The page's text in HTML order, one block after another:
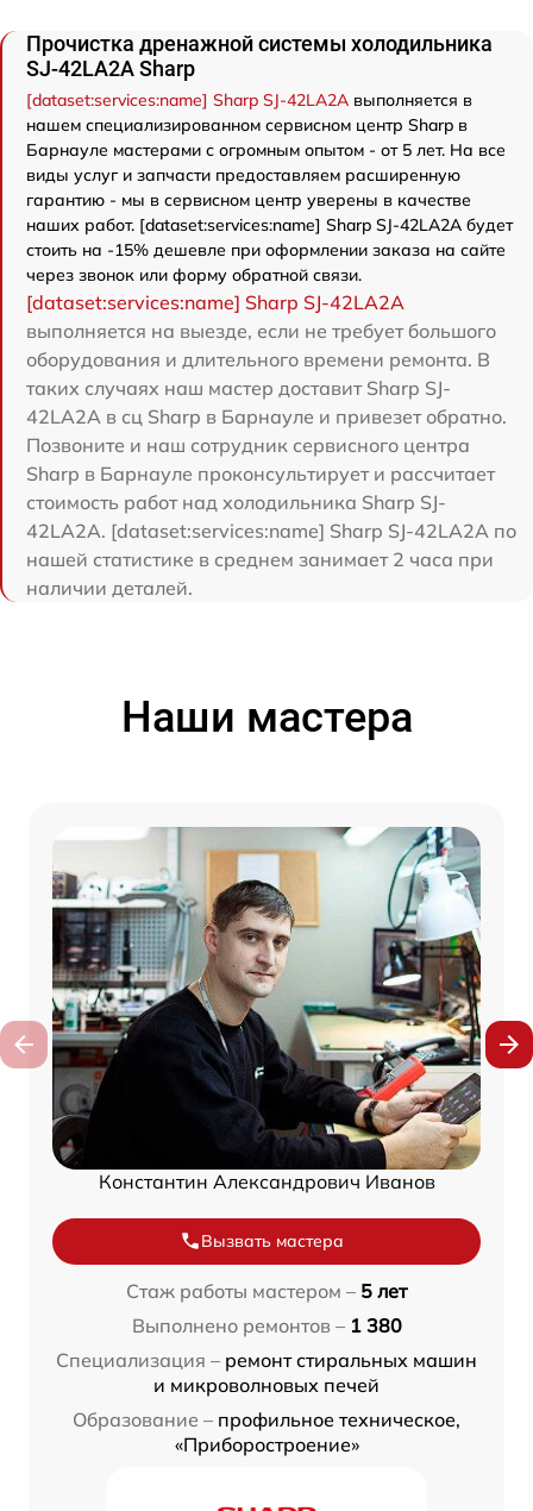
Прочистка дренажной системы холодильника
SJ-42LA2A Sharp
[dataset:services:name] Sharp SJ-42LA2A выполняется в
нашем специализированном сервисном центр Sharp в
Барнауле мастерами с огромным опытом - от 5 лет. На все
виды услуг и запчасти предоставляем расширенную
гарантию - мы в сервисном центр уверены в качестве
наших работ. [dataset:services:name] Sharp SJ-42LA2A будет
стоить на -15% дешевле при оформлении заказа на сайте
через звонок или форму обратной связи.
[dataset:services:name] Sharp SJ-42LA2A
выполняется на выезде, если не требует большого
оборудования и длительного времени ремонта. В
таких случаях наш мастер доставит Sharp SJ-
42LA2A в сц Sharp в Барнауле и привезет обратно.
Позвоните и наш сотрудник сервисного центра
Sharp в Барнауле проконсультирует и рассчитает
стоимость работ над холодильника Sharp SJ-
42LA2A. [dataset:services:name] Sharp SJ-42LA2A по
нашей статистике в среднем занимает 2 часа при
наличии деталей.
Наши мастера
Константин Александрович Иванов
Вызвать мастера
Стаж работы мастером – 5 лет
Выполнено ремонтов – 1 380
Специализация – ремонт стиральных машин
и микроволновых печей
Образование – профильное техническое,
«Приборостроение»